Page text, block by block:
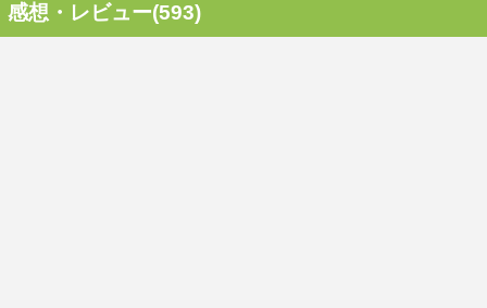
感想・レビュー(593)